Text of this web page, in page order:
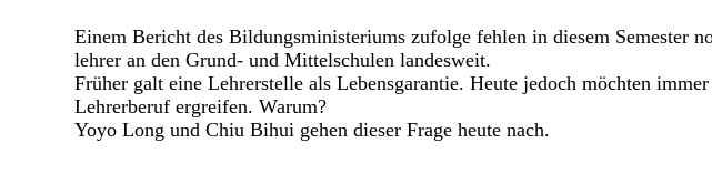
Einem Bericht des Bildungsministeriums zufolge fehlen in diesem Semester
lehrer an den Grund- und Mittelschulen landesweit.
Früher galt eine Lehrerstelle als Lebensgarantie. Heute jedoch möchten
Lehrerberuf ergreifen. Warum?
Yoyo Long und Chiu Bihui gehen dieser Frage heute nach.